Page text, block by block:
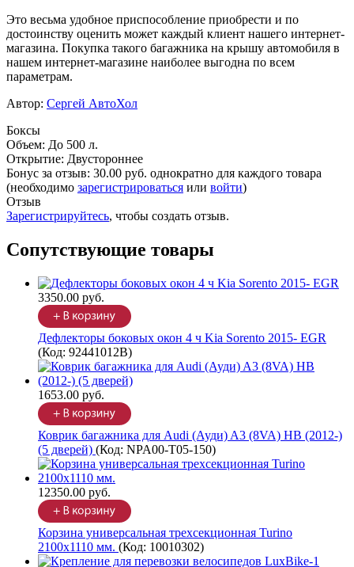
Это весьма удобное приспособление приобрести и по
достоинству оценить может каждый клиент нашего интернет-
магазина. Покупка такого багажника на крышу автомобиля в
нашем интернет-магазине наиболее выгодна по всем
параметрам.
Автор: Сергей АвтоХол
Боксы
Объем: До 500 л.
Открытие: Двустороннее
Бонус за отзыв: 30.00 руб. однократно для каждого товара
(необходимо зарегистрироваться или войти)
Отзыв
Зарегистрируйтесь, чтобы создать отзыв.
Сопутствующие товары
3350.00 руб.
Дефлекторы боковых окон 4 ч Kia Sorento 2015- EGR
(Код: 92441012B)
1653.00 руб.
Коврик багажника для Audi (Ауди) A3 (8VA) HB (2012-)
(5 дверей) (Код: NPA00-T05-150)
12350.00 руб.
Корзина универсальная трехсекционная Turino
2100х1110 мм. (Код: 10010302)